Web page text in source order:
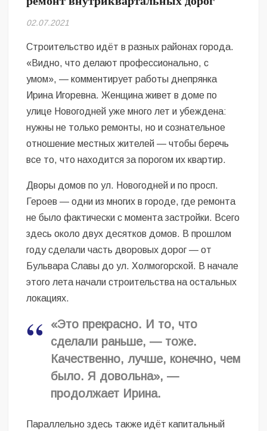
Безугла закликає валити Сирського
сучасну моду
Командувач ВМС Неїжпапа закликав не дестабілізувати ситуацію
навколо керівництва армії
02.07.2021
Строительство идёт в разных районах города.
«Видно, что делают профессионально, с
умом», — комментирует работы днепрянка
Ирина Игоревна. Женщина живет в доме по
улице Новогодней уже много лет и убеждена:
нужны не только ремонты, но и сознательное
отношение местных жителей — чтобы беречь
все то, что находится за порогом их квартир.
Дворы домов по ул. Новогодней и по просп.
Героев — одни из многих в городе, где ремонта
не было фактически с момента застройки. Всего
здесь около двух десятков домов. В прошлом
году сделали часть дворовых дорог — от
Бульвара Славы до ул. Холмогорской. В начале
этого лета начали строительства на остальных
локациях.
«Это прекрасно. И то, что
сделали раньше, — тоже.
Качественно, лучше, конечно, чем
было. Я довольна», —
продолжает Ирина.
Параллельно здесь также идёт капитальный